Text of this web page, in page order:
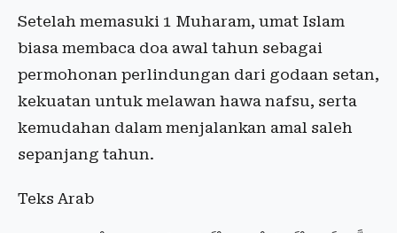
Setelah memasuki 1 Muharam, umat Islam
biasa membaca doa awal tahun sebagai
permohonan perlindungan dari godaan setan,
kekuatan untuk melawan hawa nafsu, serta
kemudahan dalam menjalankan amal saleh
sepanjang tahun.
Teks Arab